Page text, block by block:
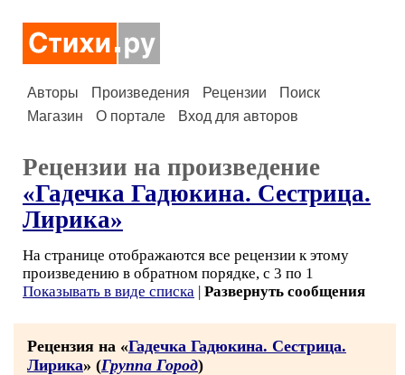
Авторы Произведения Рецензии
Поиск
Магазин
О портале Вход для авторов
Рецензии на произведение
«Гадечка Гадюкина. Сестрица.
Лирика»
На странице отображаются все рецензии к этому
произведению в обратном порядке, с 3 по 1
Показывать в виде списка | Развернуть сообщения
Рецензия на «Гадечка Гадюкина. Сестрица.
Лирика» (Группа Город)